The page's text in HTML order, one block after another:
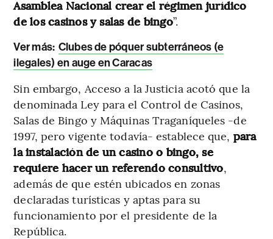
Asamblea Nacional crear el régimen jurídico
de los casinos y salas de bingo”.
Ver más: Clubes de póquer subterráneos (e
ilegales) en auge en Caracas
Sin embargo, Acceso a la Justicia acotó que la
denominada Ley para el Control de Casinos,
Salas de Bingo y Máquinas Traganíqueles -de
1997, pero vigente todavía- establece que, para
la instalación de un casino o bingo, se
requiere hacer un referendo consultivo,
además de que estén ubicados en zonas
declaradas turísticas y aptas para su
funcionamiento por el presidente de la
República.